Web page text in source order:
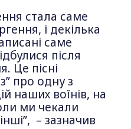
стала саме
і декілька
саме
після
Це пісні
про одну з
наших воїнів, на
ми чекали
– зазначив